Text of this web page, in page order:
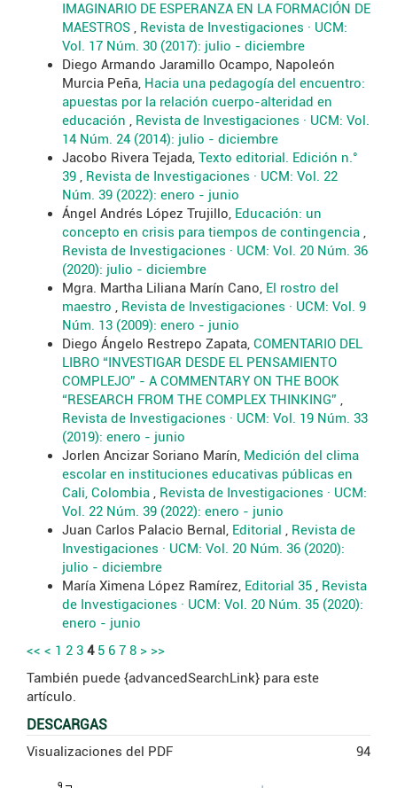
IMAGINARIO DE ESPERANZA EN LA FORMACIÓN DE
MAESTROS , Revista de Investigaciones · UCM:
Vol. 17 Núm. 30 (2017): julio - diciembre
Diego Armando Jaramillo Ocampo, Napoleón
Murcia Peña, Hacia una pedagogía del encuentro:
apuestas por la relación cuerpo-alteridad en
educación , Revista de Investigaciones · UCM: Vol.
14 Núm. 24 (2014): julio - diciembre
Jacobo Rivera Tejada, Texto editorial. Edición n.°
39 , Revista de Investigaciones · UCM: Vol. 22
Núm. 39 (2022): enero - junio
Ángel Andrés López Trujillo, Educación: un
concepto en crisis para tiempos de contingencia ,
Revista de Investigaciones · UCM: Vol. 20 Núm. 36
(2020): julio - diciembre
Mgra. Martha Liliana Marín Cano, El rostro del
maestro , Revista de Investigaciones · UCM: Vol. 9
Núm. 13 (2009): enero - junio
Diego Ángelo Restrepo Zapata, COMENTARIO DEL
LIBRO “INVESTIGAR DESDE EL PENSAMIENTO
COMPLEJO” - A COMMENTARY ON THE BOOK
“RESEARCH FROM THE COMPLEX THINKING” ,
Revista de Investigaciones · UCM: Vol. 19 Núm. 33
(2019): enero - junio
Jorlen Ancizar Soriano Marín, Medición del clima
escolar en instituciones educativas públicas en
Cali, Colombia , Revista de Investigaciones · UCM:
Vol. 22 Núm. 39 (2022): enero - junio
Juan Carlos Palacio Bernal, Editorial , Revista de
Investigaciones · UCM: Vol. 20 Núm. 36 (2020):
julio - diciembre
María Ximena López Ramírez, Editorial 35 , Revista
de Investigaciones · UCM: Vol. 20 Núm. 35 (2020):
enero - junio
<< < 1 2 3 4 5 6 7 8 > >>
También puede {advancedSearchLink} para este
artículo.
DESCARGAS
Visualizaciones del PDF 94
9